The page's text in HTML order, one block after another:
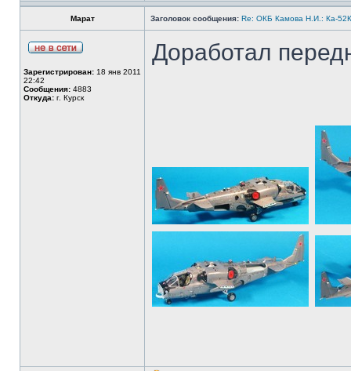
Марат Заголовок сообщения: Re: ОКБ Камова Н.И.: Ка-
Зарегистрирован: 18 янв 2011
22:42
Сообщения: 4883
Откуда: г. Курск
Доработал